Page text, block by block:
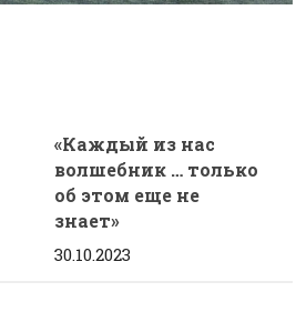
«Каждый из нас
волшебник … только
об этом еще не
знает»
30.10.2023